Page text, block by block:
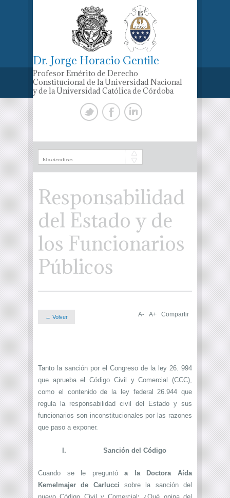
Dr. Jorge Horacio Gentile
Profesor Emérito de Derecho
Constitucional de la Universidad Nacional
y de la Universidad Católica de Córdoba
Responsabilidad
del Estado y de
los Funcionarios
Públicos
← Volver A- A+ Compartir
Tanto la sanción por el Congreso de la ley 26. 994
que aprueba el Código Civil y Comercial (CCC),
como el contenido de la ley federal 26.944 que
regula la responsabilidad civil del Estado y sus
funcionarios son inconstitucionales por las razones
que paso a exponer.
I. Sanción del Código
Cuando se le preguntóa la Doctora Aída
Kemelmajer de Carlucci sobre la sanción del